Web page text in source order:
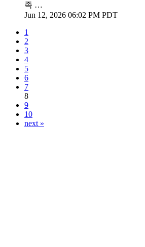
족 …
Jun 12, 2026 06:02 PM PDT
1
2
3
4
5
6
7
8
9
10
next »